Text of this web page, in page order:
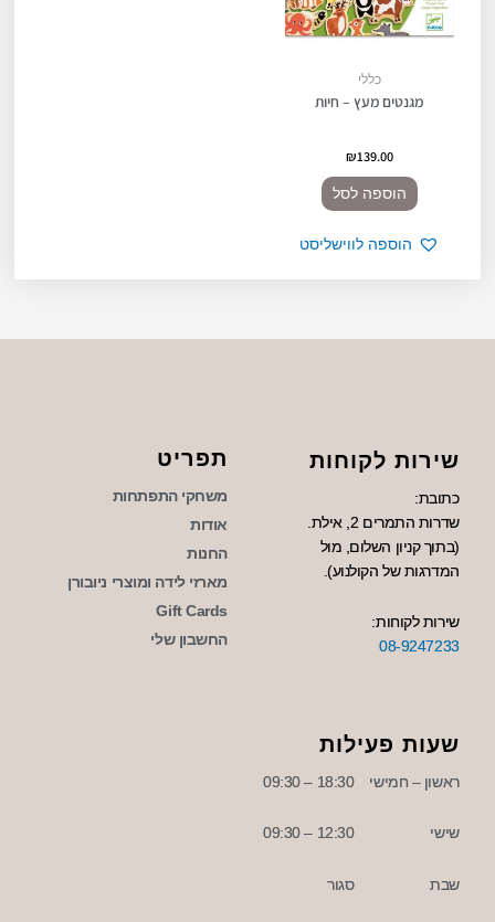
כללי
מגנטים מעץ – חיות
₪139.00
הוספה לסל
הוספה לווישליסט
שירות לקוחות
כתובת:
שדרות התמרים 2, אילת.
(בתוך קניון השלום, מול
המדרגות של הקולנוע).
שירות לקוחות:
08-9247233
תפריט
משחקי התפתחות
אודות
החנות
מארזי לידה ומוצרי ניובורן
Gift Cards
החשבון שלי
שעות פעילות
ראשון – חמישי
שישי
שבת
18:30 – 09:30
12:30 – 09:30
סגור